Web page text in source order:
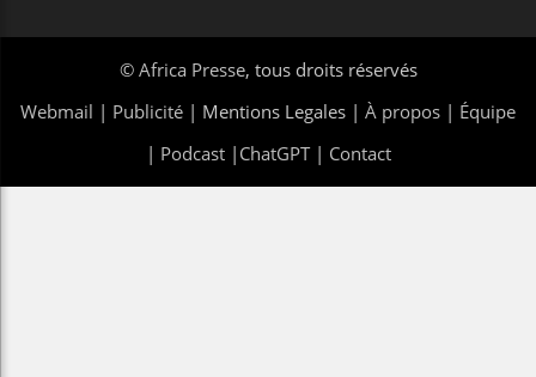
© Africa Presse, tous droits réservés
Webmail | Publicité | Mentions Legales | À propos | Équipe
| Podcast| ChatGPT| Contact